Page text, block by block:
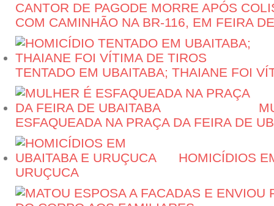
CANTOR DE PAGODE MORRE APÓS
COM CAMINHÃO NA BR-116, EM FEIRA
TENTADO EM UBAITABA; THAIANE FOI
ESFAQUEADA NA PRAÇA DA FEIRA DE
HOMICÍDIOS
URUÇUCA